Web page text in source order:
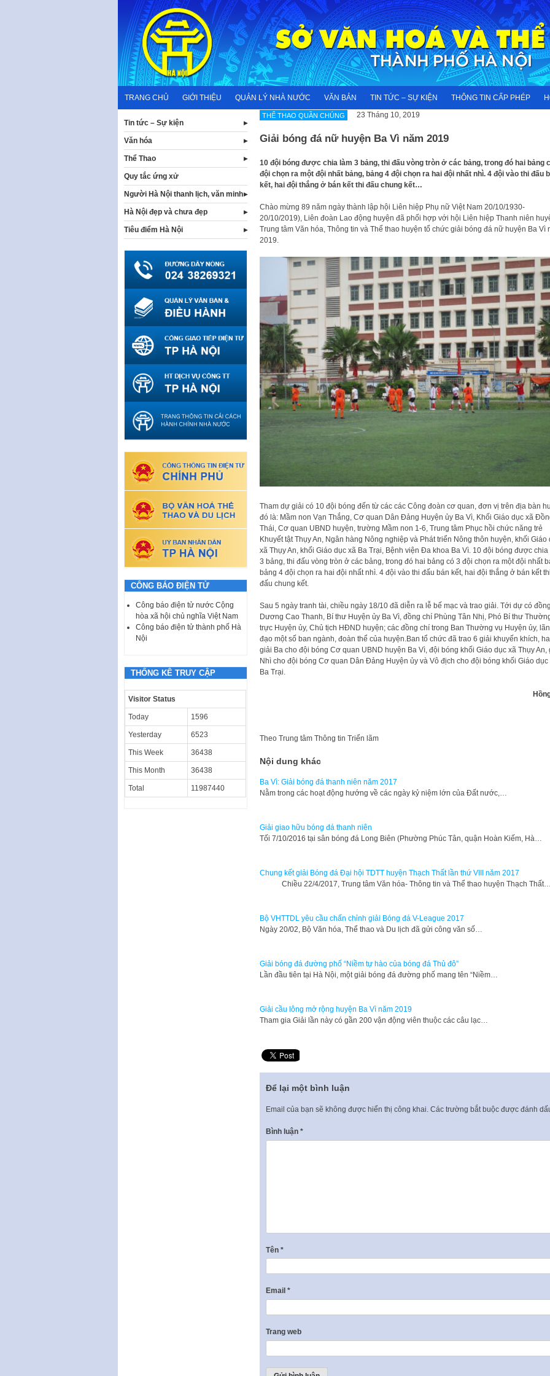
content
TRANG CHỦ GIỚI THIỆU QUẢN LÝ NHÀ NƯỚC VĂN BẢN TIN TỨC – SỰ KIỆN THÔNG TIN CẤP PHÉP
THỂ THAO QUẦN CHÚNG 23 Tháng 10, 2019
Giải bóng đá nữ huyện Ba Vì năm 2019
10 đội bóng được chia làm 3 bảng, thi đấu vòng tròn ở các bảng, trong đó hai bảng
đội chọn ra một đội nhất bảng, bảng 4 đội chọn ra hai đội nhất nhì. 4 đội vào thi đấu
kết, hai đội thắng ở bán kết thi đấu chung kết…
Chào mừng 89 năm ngày thành lập hội Liên hiệp Phụ nữ Việt Nam 20/10/1930-
20/10/2019), Liên đoàn Lao động huyện đã phối hợp với hội Liên hiệp Thanh niên
Trung tâm Văn hóa, Thông tin và Thể thao huyện tổ chức giải bóng đá nữ huyện Ba Vì
2019.
Tham dự giải có 10 đội bóng đến từ các các Công đoàn cơ quan, đơn vị trên địa bàn
đó là: Mầm non Vạn Thắng, Cơ quan Dân Đảng Huyện ủy Ba Vì, Khối Giáo dục xã
Thái, Cơ quan UBND huyện, trường Mầm non 1-6, Trung tâm Phục hồi chức năng trẻ
Khuyết tật Thụy An, Ngân hàng Nông nghiệp và Phát triển Nông thôn huyện, khối Giáo
xã Thụy An, khối Giáo dục xã Ba Trại, Bệnh viện Đa khoa Ba Vì. 10 đội bóng được chia
3 bảng, thi đấu vòng tròn ở các bảng, trong đó hai bảng có 3 đội chọn ra một đội nhất
bảng 4 đội chọn ra hai đội nhất nhì. 4 đội vào thi đấu bán kết, hai đội thắng ở bán kết thi
đấu chung kết.
Sau 5 ngày tranh tài, chiều ngày 18/10 đã diễn ra lễ bế mạc và trao giải. Tới dự có
Dương Cao Thanh, Bí thư Huyện ủy Ba Vì, đồng chí Phùng Tân Nhị, Phó Bí thư
trực Huyện ủy, Chủ tịch HĐND huyện; các đồng chí trong Ban Thường vụ Huyện ủy,
đạo một số ban ngành, đoàn thể của huyện.Ban tổ chức đã trao 6 giải khuyến khích,
giải Ba cho đội bóng Cơ quan UBND huyện Ba Vì, đội bóng khối Giáo dục xã Thụy An,
Nhì cho đội bóng Cơ quan Dân Đảng Huyện ủy và Vô địch cho đội bóng khối Giáo dục
Ba Trại.
Theo Trung tâm Thông tin Triển lãm
Nội dung khác
Ba Vì: Giải bóng đá thanh niên năm 2017
Nằm trong các hoạt động hướng về các ngày kỷ niệm lớn của Đất nước,…
Giải giao hữu bóng đá thanh niên
Tối 7/10/2016 tại sân bóng đá Long Biên (Phường Phúc Tân, quận Hoàn Kiếm, Hà…
Chung kết giải Bóng đá Đại hội TDTT huyện Thạch Thất lần thứ VIII năm 2017
Chiều 22/4/2017, Trung tâm Văn hóa- Thông tin và Thể thao huyện Thạch Thất…
Bộ VHTTDL yêu cầu chấn chỉnh giải Bóng đá V-League 2017
Ngày 20/02, Bộ Văn hóa, Thể thao và Du lịch đã gửi công văn số…
Giải bóng đá đường phố “Niềm tự hào của bóng đá Thủ đô”
Lần đầu tiên tại Hà Nội, một giải bóng đá đường phố mang tên “Niềm…
Giải cầu lông mở rộng huyện Ba Vì năm 2019
Tham gia Giải lần này có gần 200 vận động viên thuộc các câu lạc…
Để lại một bình luận
Email của bạn sẽ không được hiển thị công khai. Các trường bắt buộc được đánh
Bình luận *
Tên *
Email *
Trang web
Tin tức – Sự kiện
Văn hóa
Thể Thao
Quy tắc ứng xử
Người Hà Nội thanh lịch, văn minh
Hà Nội đẹp và chưa đẹp
Tiêu điểm Hà Nội
CÔNG BÁO ĐIỆN TỬ
Công báo điện tử nước Cộng
hòa xã hội chủ nghĩa Việt Nam
Công báo điện tử thành phố Hà
Nội
THỐNG KÊ TRUY CẬP
Visitor Status
Today 1596
Yesterday 6523
This Week 36438
This Month 36438
Total 11987440